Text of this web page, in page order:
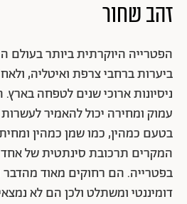
זהב שחור
הפטרייה היוקרתית ביותר בעולם
ביערות ברחבי צרפת ואיטליה,
ניסיונות ארוכי שנים לטפחה
עמוק ומחירה יכול להאמיר
בטעם כמהין, כמו שמן כמהין
המקרים תרכובת סינתטית של
בפטרייה. הם רחוקים מאוד
דומיננטי ומשתלט ולכן הם לא